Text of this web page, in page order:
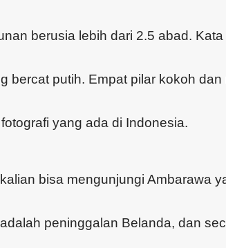
berusia lebih dari 2.5 abad.
bercat putih. Empat pilar kokoh dan
yang ada di Indonesia.
bisa mengunjungi Ambarawa
peninggalan Belanda, dan